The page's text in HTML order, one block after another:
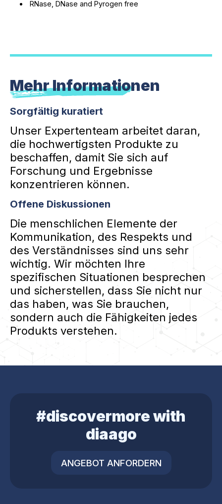
RNase, DNase and Pyrogen free
Mehr Informationen
Sorgfältig kuratiert
Unser Expertenteam arbeitet daran,
die hochwertigsten Produkte zu
beschaffen, damit Sie sich auf
Forschung und Ergebnisse
konzentrieren können.
Offene Diskussionen
Die menschlichen Elemente der
Kommunikation, des Respekts und
des Verständnisses sind uns sehr
wichtig. Wir möchten Ihre
spezifischen Situationen besprechen
und sicherstellen, dass Sie nicht nur
das haben, was Sie brauchen,
sondern auch die Fähigkeiten jedes
Produkts verstehen.
#discovermore with
diaago
ANGEBOT ANFORDERN